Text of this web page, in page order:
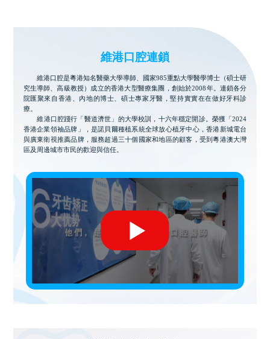
維港口腔連鎖
維港口腔是粵港知名醫藥大學導師、國家985重點大學醫學博士（碩士研
究生導師、高級教授）成立的香港大型醫療集團，創始於2008年。連鎖各分
院匯聚來自香港、內地的博士、碩士專家牙醫，堅持實實在在做好牙科診
療。
維港口腔踐行「醫道濟世」的大學校訓，十六年穩定開診。榮獲「2024
香港企業領袖品牌」，是諾貝爾種植系統全球放心植牙中心，香港新城電台
與廣東衛視推薦品牌，服務超過三十個國家和地區的顧客，受到粵港澳大灣
區及周邊城市市民的歡迎與信任。